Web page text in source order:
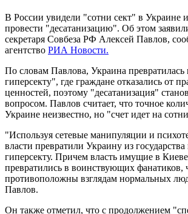
В России увидели "сотни сект" в Украине и
провести "десатанизацию". Об этом
секретаря Совбеза РФ Алексей Павлов,
агентство РИА Новости.
По словам Павлова, Украина
гиперсекту", где граждане отказались от
ценностей, поэтому "десатанизация"
вопросом. Павлов считает, что точное
Украине неизвестно, но "счет идет на
"Используя сетевые манипуляции и
власти превратили Украину из
гиперсекту. Причем власть имущие в
превратились в воинствующих фанатиков,
противоположны взглядам нормальных
Павлов.
Он также отметил, что с продолжением